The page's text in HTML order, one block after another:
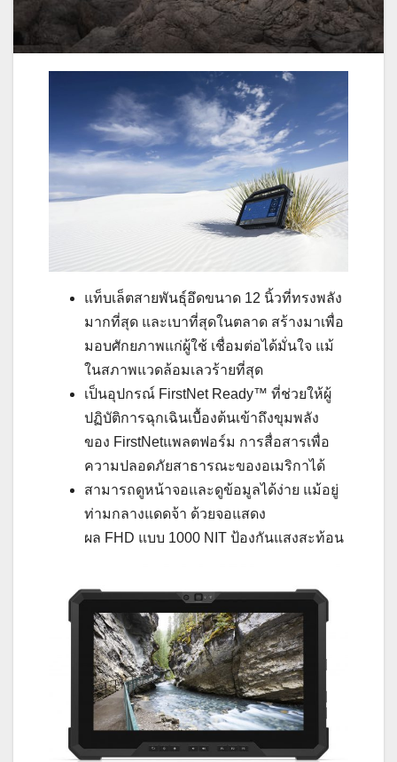
แท็บเล็ตสายพันธุ์อึดขนาด 12 นิ้วที่ทรงพลัง
มากที่สุด และเบาที่สุดในตลาด สร้างมาเพื่อ
มอบศักยภาพแก่ผู้ใช้ เชื่อมต่อได้มั่นใจ แม้
ในสภาพแวดล้อมเลวร้ายที่สุด
เป็นอุปกรณ์ FirstNet Ready™ ที่ช่วยให้ผู้
ปฏิบัติการฉุกเฉินเบื้องต้นเข้าถึงขุมพลัง
ของ FirstNetแพลตฟอร์ม การสื่อสารเพื่อ
ความปลอดภัยสาธารณะของอเมริกาได้
สามารถดูหน้าจอและดูข้อมูลได้ง่าย แม้อยู่
ท่ามกลางแดดจ้า ด้วยจอแสดง
ผล FHD แบบ 1000 NIT ป้องกันแสงสะท้อน